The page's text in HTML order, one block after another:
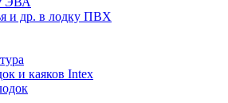
и др. в лодку ПВХ
и каяков Intex